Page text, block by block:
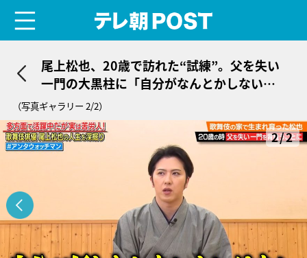
尾上松也、20歳で訪れた“試練”。父を失い
一門の大黒柱に「自分がなんとかしない
と…」
（写真ギャラリー 2/2）
2/2